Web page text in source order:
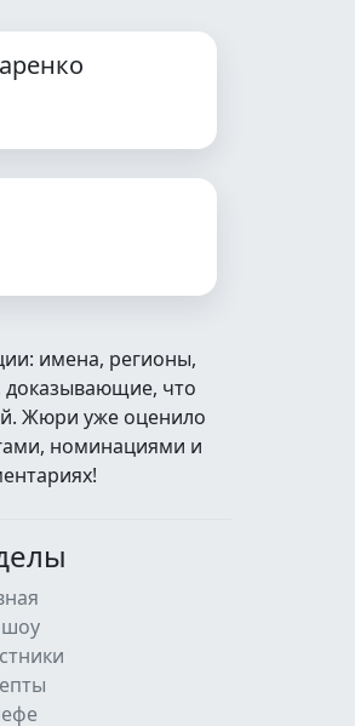
имена, регионы,
доказывающие, что
Жюри уже оценило
номинациями и
шоу